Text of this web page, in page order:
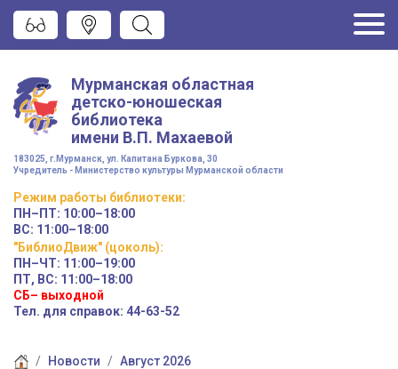
Мурманская областная
детско-юношеская
библиотека
имени В.П. Махаевой
183025, г.Мурманск, ул. Капитана Буркова, 30
Учредитель - Министерство культуры Мурманской области
Режим работы библиотеки:
ПН–ПТ: 10:00–18:00
ВС: 11:00–18:00
"БиблиоДвиж" (цоколь):
ПН–ЧТ: 11:00–19:00
ПТ, ВС: 11:00–18:00
СБ– выходной
Тел. для справок: 44-63-52
Новости Август 2026